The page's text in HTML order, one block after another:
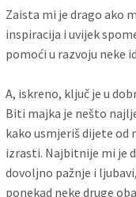
Zaista mi je drago ako
inspiracija i uvijek
pomoći u razvoju neke
A, iskreno, ključ je u
Biti majka je nešto
kako usmjeriš dijete od
izrasti. Najbitnije mi je
dovoljno pažnje i
ponekad neke druge